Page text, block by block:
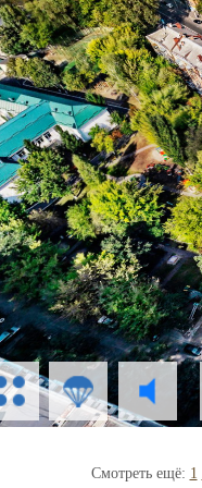
Рубин Клеопатры
Фавола Аватара
Венецианские
апартаменты
Смотреть ещё: 1